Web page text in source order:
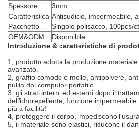
Spessore
3mm
Caratteristica Antisudicio, impermeabile,
Pacchetto
Singolo polisacco, 100pcs/
OEM&ODM
Disponibile
Introduzione & caratteristiche di
1, prodotto adotta la produzione
avanzato.
2, graffio comodo e molle, antipolvere,
pulita del computer portatile.
3, gli strati interni ed esterni dopo il
dell'idrorepellente, funzione
più a facilità!
4, proteggere il corpo, impediscono
5, il materiale sono elastici, riducono il